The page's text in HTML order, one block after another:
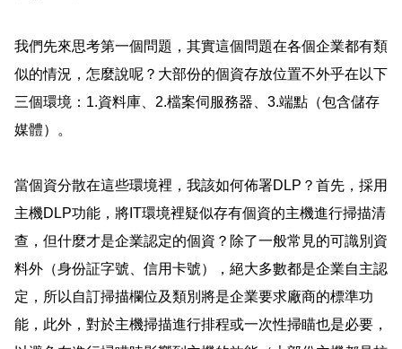
我們先來思考第一個問題，其實這個問題在各個企業都有類
似的情況，怎麼說呢？ 大部份的個資存放位置不外乎在以下
三個環境： 1.資料庫、 2.檔案伺服務器、 3.端點（包含儲存
媒體）
。
當個資分散在這些環境裡，我該如何佈署DLP ？首先，採用
主機DLP功能，將IT環境裡疑似存有個資的主機進行掃描清
查，但什麼才是企業認定的個資 ？ 除了一般常見的可識別資
料外（身份証字號、信用卡號）
，絕大多數都是企業自主認
定，所以自訂掃描欄位及類別將是企業要求廠商的標準功
能，此外，對於主機掃描進行排程或一次性掃瞄也是必要，